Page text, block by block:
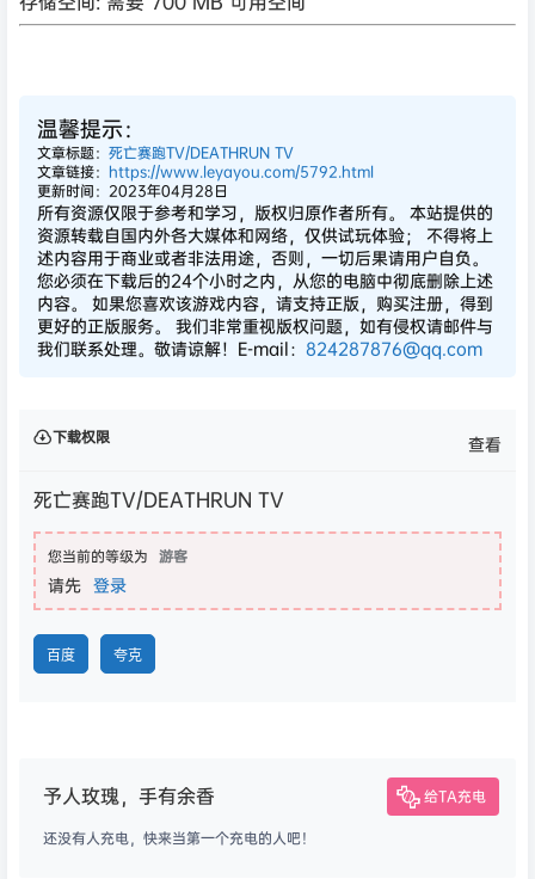
温馨提示：
文章标题： 死亡赛跑TV/DEATHRUN TV
文章链接： https://www.leyayou.com/5792.html
更新时间：2023年04月28日
所有资源仅限于参考和学习，版权归原作者所有。 本站提供的
资源转载自国内外各大媒体和网络，仅供试玩体验； 不得将上
述内容用于商业或者非法用途，否则，一切后果请用户自负。
您必须在下载后的24个小时之内，从您的电脑中彻底删除上述
内容。 如果您喜欢该游戏内容，请支持正版，购买注册，得到
更好的正版服务。 我们非常重视版权问题，如有侵权请邮件与
我们联系处理。敬请谅解！E-mail： 824287876@qq.com
下载权限 查看
死亡赛跑TV/DEATHRUN TV
您当前的等级为 游客
请先 登录
百度 夸克
予人玫瑰，手有余香 给TA充电
还没有人充电，快来当第一个充电的人吧！